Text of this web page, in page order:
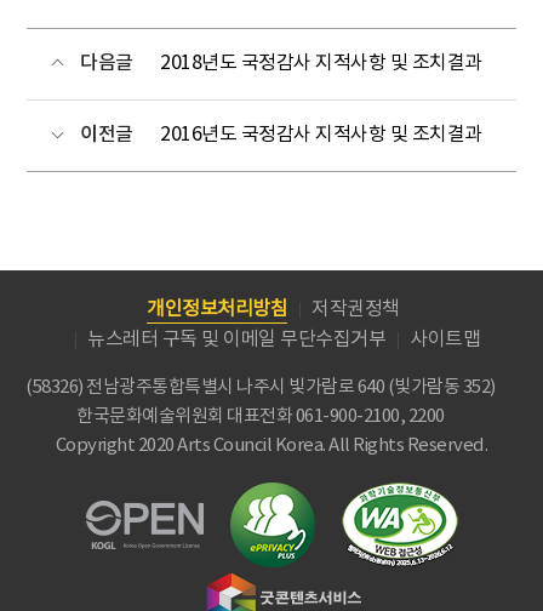
다음글 2018년도 국정감사 지적사항 및 조치결과
이전글 2016년도 국정감사 지적사항 및 조치결과
개인정보처리방침
저작권정책
뉴스레터 구독 및 이메일 무단수집거부
사이트맵
(58326) 전남광주통합특별시 나주시 빛가람로 640 (빛가람동 352)
한국문화예술위원회 대표전화 061-900-2100, 2200
Copyright 2020 Arts Council Korea. All Rights Reserved.